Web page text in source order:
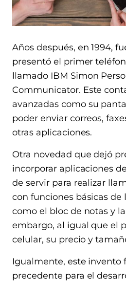
Años después, en 1994,
presentó el primer
llamado IBM Simon
Communicator. Este
avanzadas como su
poder enviar correos,
otras aplicaciones.
Otra novedad que dejó
incorporar aplicaciones
de servir para realizar
con funciones básicas de
como el bloc de notas y
embargo, al igual que el
celular, su precio y
Igualmente, este invento
precedente para el